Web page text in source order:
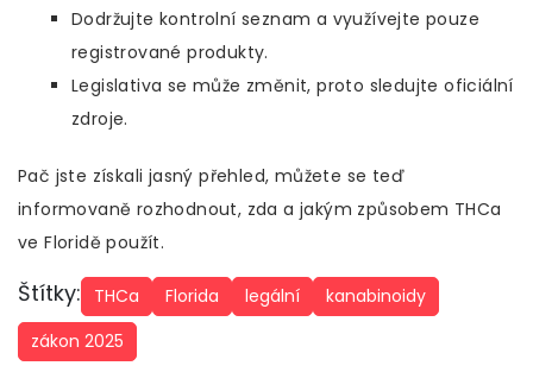
Dodržujte kontrolní seznam a využívejte pouze
registrované produkty.
Legislativa se může změnit, proto sledujte oficiální
zdroje.
Pač jste získali jasný přehled, můžete se teď
informovaně rozhodnout, zda a jakým způsobem THCa
ve Floridě použít.
Štítky: THCa Florida legální
kanabinoidy
zákon 2025